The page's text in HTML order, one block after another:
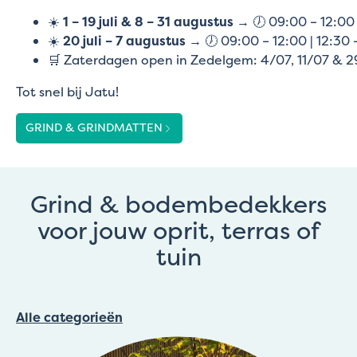
☀️ 1 – 19 juli & 8 – 31 augustus → 🕖 09:00 – 12:00
☀️ 20 juli – 7 augustus → 🕖 09:00 – 12:00 | 12:30
🛒 Zaterdagen open in Zedelgem: 4/07, 11/07 &
Tot snel bij Jatu!
GRIND & GRINDMATTEN
Grind & bodembedekkers
voor jouw oprit, terras of
tuin
Alle categorieën